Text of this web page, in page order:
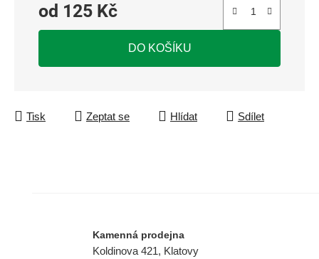
od 125 Kč
Měrná cena:
DO KOŠÍKU
Tisk Zeptat se Hlídat Sdílet
Kamenná prodejna
Koldinova 421, Klatovy